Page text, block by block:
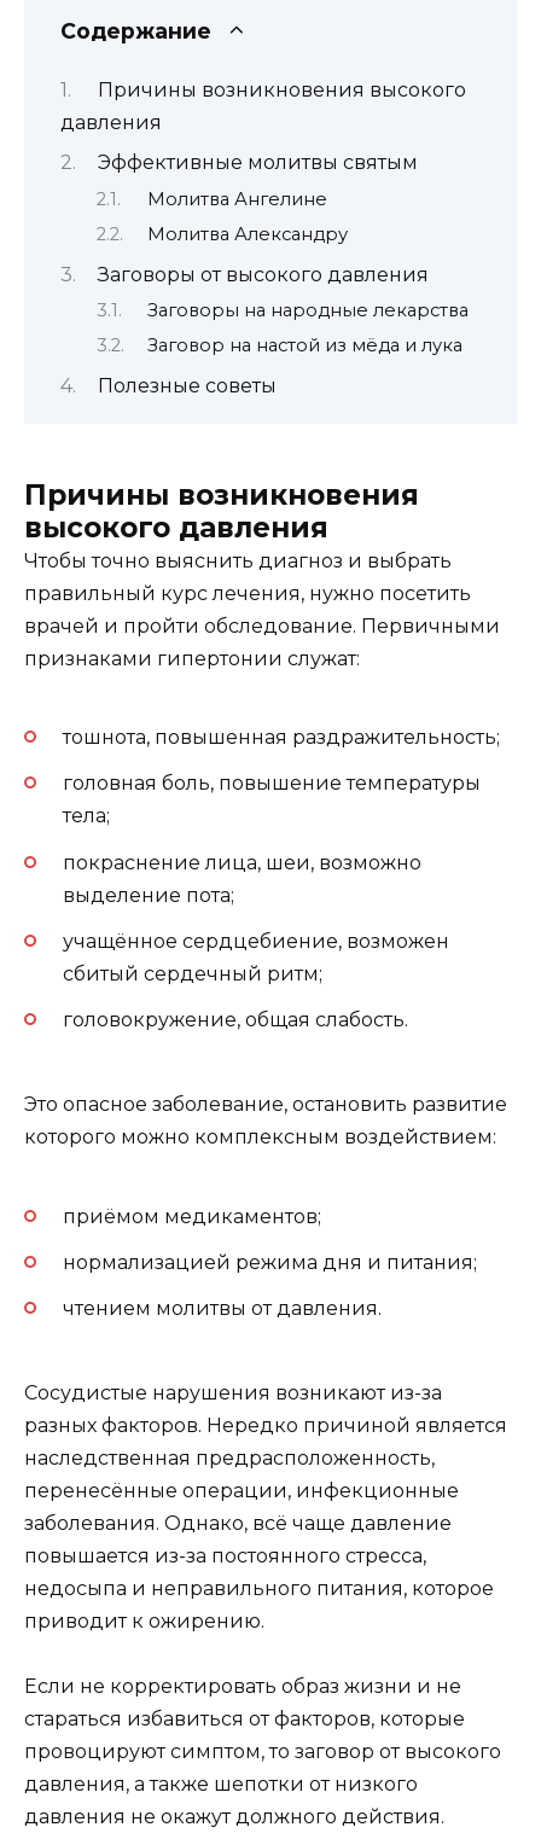
Содержание
Причины возникновения высокого
давления
Эффективные молитвы святым
Молитва Ангелине
Молитва Александру
Заговоры от высокого давления
Заговоры на народные лекарства
Заговор на настой из мёда и лука
Полезные советы
Причины возникновения
высокого давления
Чтобы точно выяснить диагноз и выбрать
правильный курс лечения, нужно посетить
врачей и пройти обследование. Первичными
признаками гипертонии служат:
тошнота, повышенная раздражительность;
головная боль, повышение температуры
тела;
покраснение лица, шеи, возможно
выделение пота;
учащённое сердцебиение, возможен
сбитый сердечный ритм;
головокружение, общая слабость.
Это опасное заболевание, остановить развитие
которого можно комплексным воздействием:
приёмом медикаментов;
нормализацией режима дня и питания;
чтением молитвы от давления.
Сосудистые нарушения возникают из-за
разных факторов. Нередко причиной является
наследственная предрасположенность,
перенесённые операции, инфекционные
заболевания. Однако, всё чаще давление
повышается из-за постоянного стресса,
недосыпа и неправильного питания, которое
приводит к ожирению.
Если не корректировать образ жизни и не
стараться избавиться от факторов, которые
провоцируют симптом, то заговор от высокого
давления, а также шепотки от низкого
давления не окажут должного действия.